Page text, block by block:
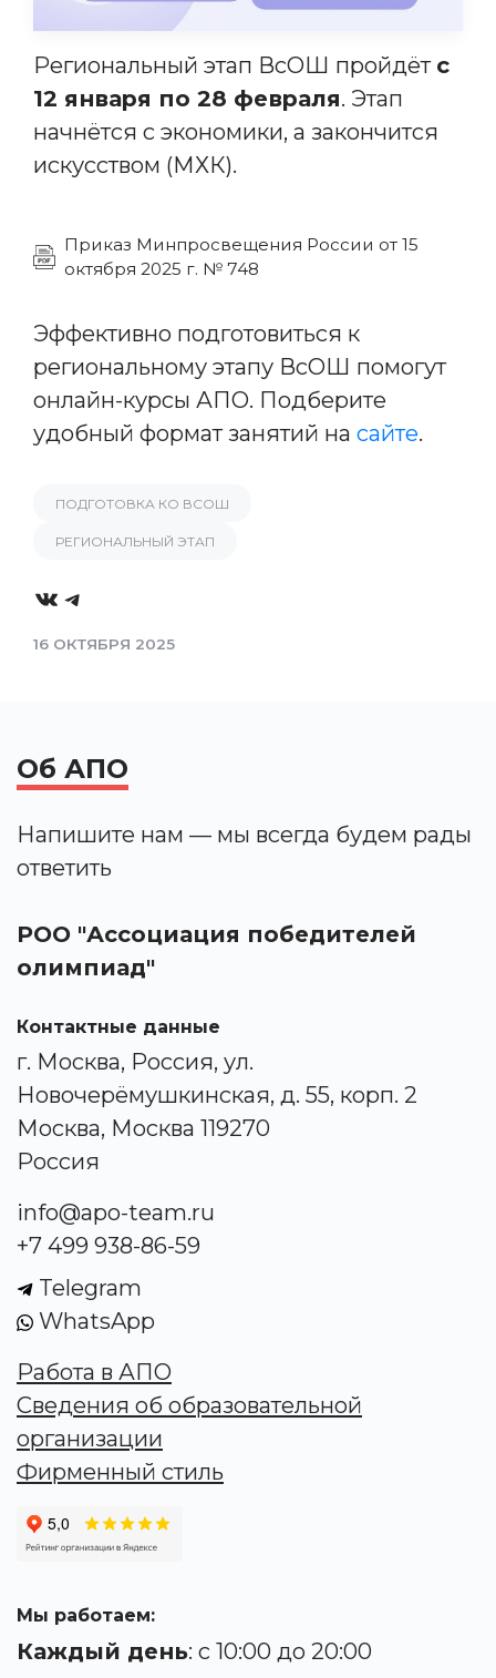
Региональный этап ВсОШ пройдёт с
12 января по 28 февраля. Этап
начнётся с экономики, а закончится
искусством (МХК).
Приказ Минпросвещения России от 15
октября 2025 г. № 748
Эффективно подготовиться к
региональному этапу ВсОШ помогут
онлайн-курсы АПО. Подберите
удобный формат занятий на сайте.
ПОДГОТОВКА КО ВСОШ
РЕГИОНАЛЬНЫЙ ЭТАП
VKTelegram
16 ОКТЯБРЯ 2025
Об АПО
Напишите нам — мы всегда будем рады
ответить
РОО "Ассоциация победителей
олимпиад"
Контактные данные
г. Москва, Россия, ул.
Новочерёмушкинская, д. 55, корп. 2
Москва, Москва 119270
Россия
info@apo-team.ru
+7 499 938-86-59
Telegram
WhatsApp
Работа в АПО
Сведения об образовательной
организации
Фирменный стиль
Мы работаем:
Каждый день: с 10:00 до 20:00